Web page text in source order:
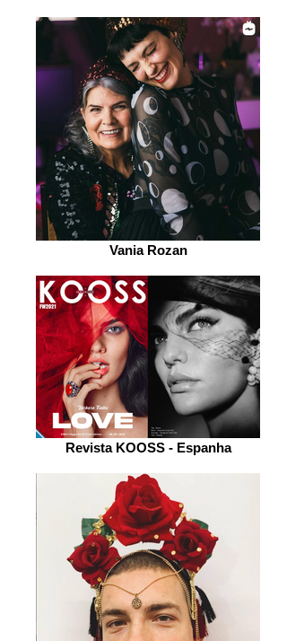
Vania Rozan
Revista KOOSS - Espanha